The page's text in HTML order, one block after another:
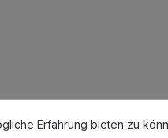
Erfahrung bieten zu können.
Erfahrung bieten zu